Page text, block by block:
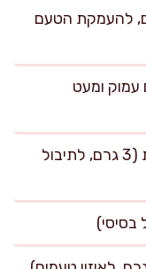
– 2 כפיות (5 גרם, להעמקת הטעם
גרם, לטעם עמוק ומעט
שום גבישי או אבקת שום – 1 כפית (3 גרם, לתיבול